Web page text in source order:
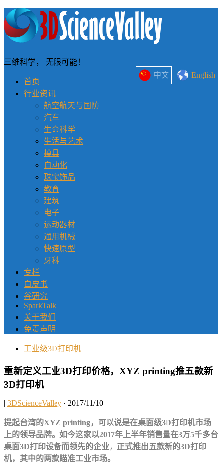
中文 English
三维科学， 无限可能！
首页
行业资讯
航空航天与国防
汽车
生命科学
生活与艺术
模具
自动化
珠宝饰品
教育
建筑
电子
运动器材
通用机械
快速原型
牙科
专栏
白皮书
谷研究
SparkTalk
关于我们
免责声明
工业级3D打印机
重新定义工业3D打印价格，XYZ printing推五款新
3D打印机
| 3DScienceValley · 2017/11/10
提起台湾的XYZ printing，可以说是在桌面级3D打印机市场
上的领导品牌。如今这家以2017年上半年销售量在3万5千多台
桌面3D打印设备而领先的企业，正式推出五款新的3D打印
机，其中的两款瞄准工业市场。